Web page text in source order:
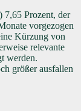
7,65 Prozent, der
vorgezogen
Kürzung von
relevante
werden.
größer ausfallen